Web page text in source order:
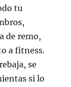
tu
de remo,
a fitness.
se
si lo